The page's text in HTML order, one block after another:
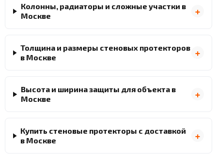
Колонны, радиаторы и сложные участки в
Москве
Толщина и размеры стеновых протекторов
в Москве
Высота и ширина защиты для объекта в
Москве
Купить стеновые протекторы с доставкой
в Москве